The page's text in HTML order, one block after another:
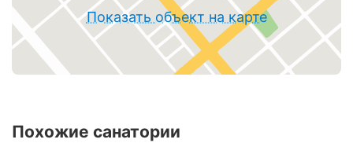
Показать объект на карте
Похожие санатории